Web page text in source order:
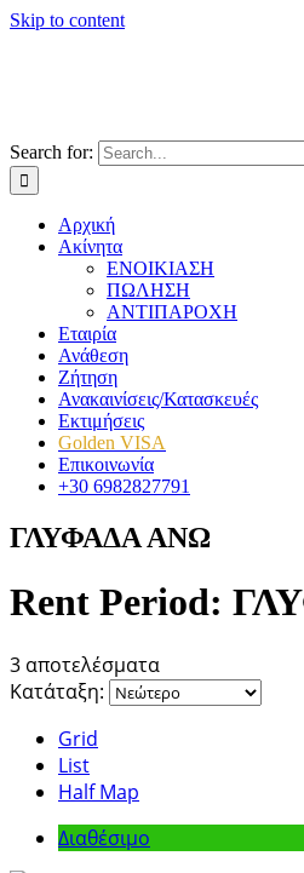
Skip to content
Search for:
Αρχική
Ακίνητα
ΕΝΟΙΚΙΑΣΗ
ΠΩΛΗΣΗ
ΑΝΤΙΠΑΡΟΧΗ
Εταιρία
Ανάθεση
Ζήτηση
Ανακαινίσεις/Κατασκευές
Εκτιμήσεις
Golden VISA
Επικοινωνία
+30 6982827791
ΓΛΥΦΑΔΑ ΑΝΩ
Rent Period:
3 αποτελέσματα
Κατάταξη:
Grid
List
Half Map
Διαθέσιμο